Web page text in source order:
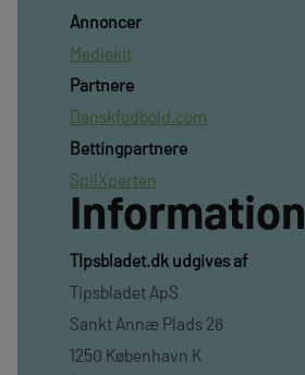
Annoncer
Mediekit
Partnere
Danskfodbold.com
Bettingpartnere
SpilXperten
Information
TIpsbladet.dk udgives af
Tipsbladet ApS
Sankt Annæ Plads 28
1250 København K